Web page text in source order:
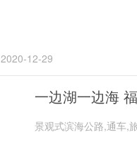
2020-12-29
一边湖一边海
景观式滨海公路,通车,